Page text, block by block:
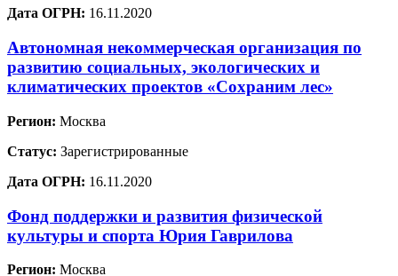
Дата ОГРН: 16.11.2020
Автономная некоммерческая организация по
развитию социальных, экологических и
климатических проектов «Сохраним лес»
Регион: Москва
Статус: Зарегистрированные
Дата ОГРН: 16.11.2020
Фонд поддержки и развития физической
культуры и спорта Юрия Гаврилова
Регион: Москва